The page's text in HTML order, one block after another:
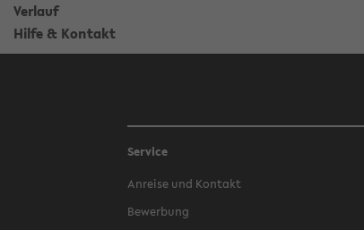
Verlauf
Hilfe & Kontakt
Service
Anreise und Kontakt
Bewerbung